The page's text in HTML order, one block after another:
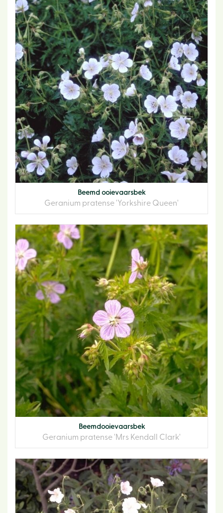
Beemd ooievaarsbek
Geranium pratense 'Yorkshire Queen'
Beemdooievaarsbek
Geranium pratense 'Mrs Kendall Clark'